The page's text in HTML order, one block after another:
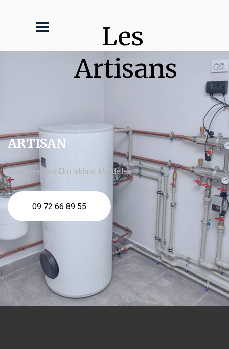
Les
Artisans
ARTISAN
chaudière fioul Elm leblanc Mordelles
09 72 66 89 55